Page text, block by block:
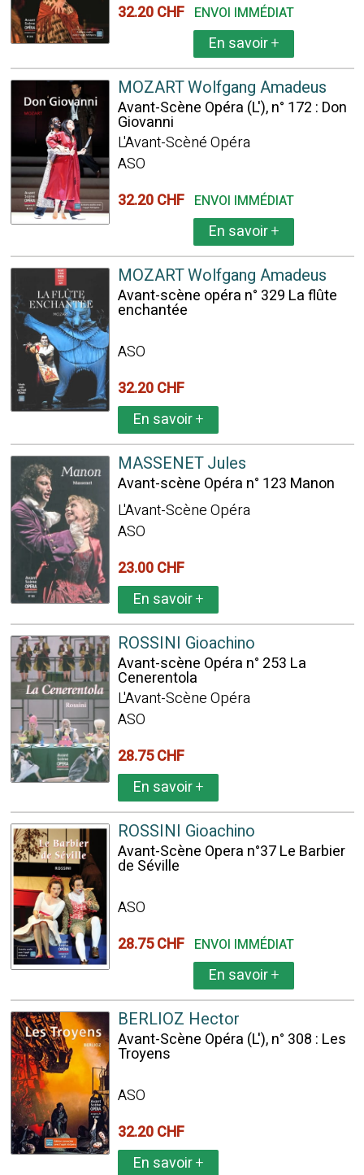
32.20 CHF ENVOI IMMÉDIAT
En savoir+
MOZART Wolfgang Amadeus
Avant-Scène Opéra (L'), n° 172 : Don
Giovanni
L'Avant-Scèné Opéra
ASO
32.20 CHF ENVOI IMMÉDIAT
En savoir+
MOZART Wolfgang Amadeus
Avant-scène opéra n° 329 La flûte
enchantée
ASO
32.20 CHF
En savoir+
MASSENET Jules
Avant-scène Opéra n° 123 Manon
L'Avant-Scène Opéra
ASO
23.00 CHF
En savoir+
ROSSINI Gioachino
Avant-scène Opéra n° 253 La
Cenerentola
L'Avant-Scène Opéra
ASO
28.75 CHF
En savoir+
ROSSINI Gioachino
Avant-Scène Opera n°37 Le Barbier
de Séville
ASO
28.75 CHF ENVOI IMMÉDIAT
En savoir+
BERLIOZ Hector
Avant-Scène Opéra (L'), n° 308 : Les
Troyens
ASO
32.20 CHF
En savoir+